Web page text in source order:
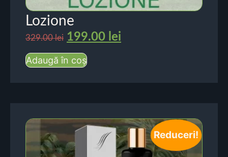
Lozione
329.00lei 199.00 lei
Adaugă în coș
Reduceri!